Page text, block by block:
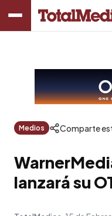
Medios Comparte
lanzará su